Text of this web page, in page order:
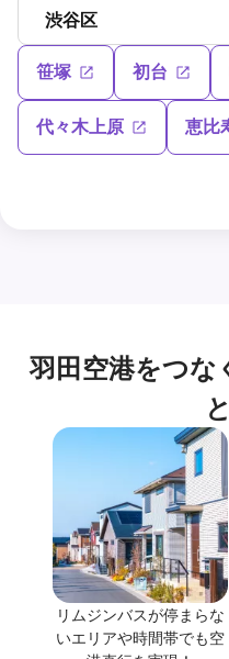
笹塚 初台
代々木上原 恵比
羽田空港をつな
リムジンバスが停まらな
いエリアや時間帯でも空